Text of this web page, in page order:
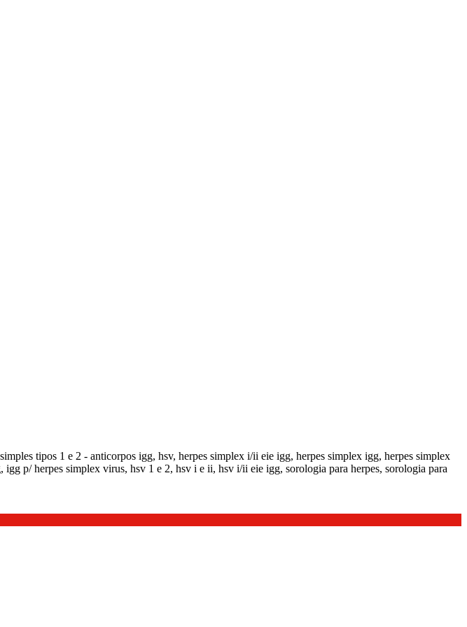
tipos 1 e 2 - anticorpos igg, hsv, herpes simplex i/ii eie igg, herpes simplex igg, herpes simplex
p/ herpes simplex virus, hsv 1 e 2, hsv i e ii, hsv i/ii eie igg, sorologia para herpes, sorologia para